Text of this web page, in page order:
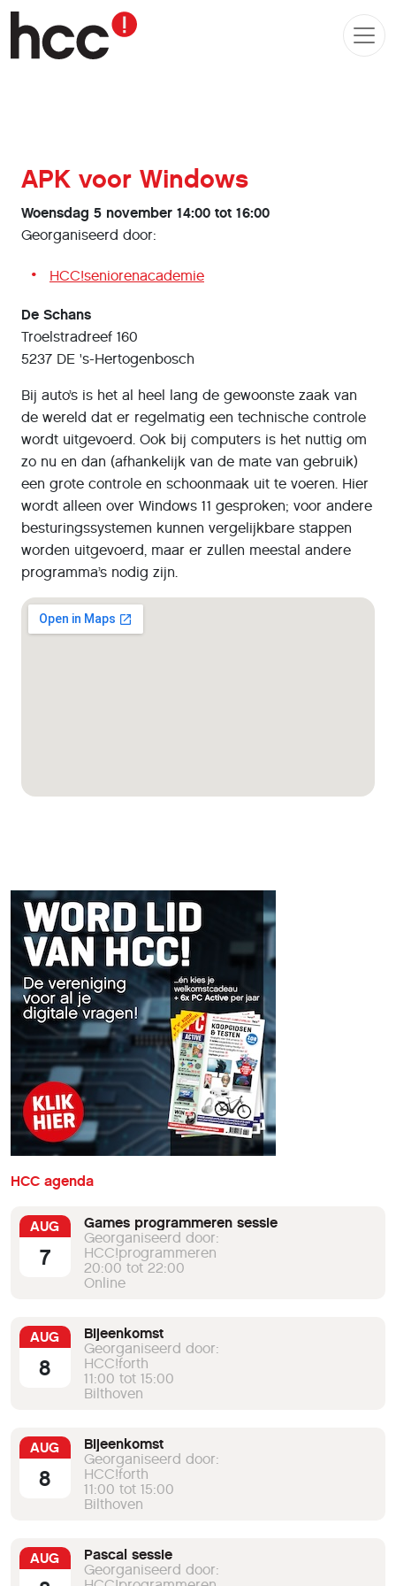
APK voor Windows
Woensdag 5 november 14:00 tot 16:00
Georganiseerd door:
HCC!seniorenacademie
De Schans
Troelstradreef 160
5237 DE 's-Hertogenbosch
Bij auto’s is het al heel lang de gewoonste zaak van
de wereld dat er regelmatig een technische controle
wordt uitgevoerd. Ook bij computers is het nuttig om
zo nu en dan (afhankelijk van de mate van gebruik)
een grote controle en schoonmaak uit te voeren. Hier
wordt alleen over Windows 11 gesproken; voor andere
besturingssystemen kunnen vergelijkbare stappen
worden uitgevoerd, maar er zullen meestal andere
programma’s nodig zijn.
HCC agenda
AUG
7
Games programmeren sessie
Georganiseerd door:
HCC!programmeren
20:00 tot 22:00
Online
AUG
8
Bijeenkomst
Georganiseerd door:
HCC!forth
11:00 tot 15:00
Bilthoven
AUG
8
Bijeenkomst
Georganiseerd door:
HCC!forth
11:00 tot 15:00
Bilthoven
AUG
Pascal sessie
Georganiseerd door: